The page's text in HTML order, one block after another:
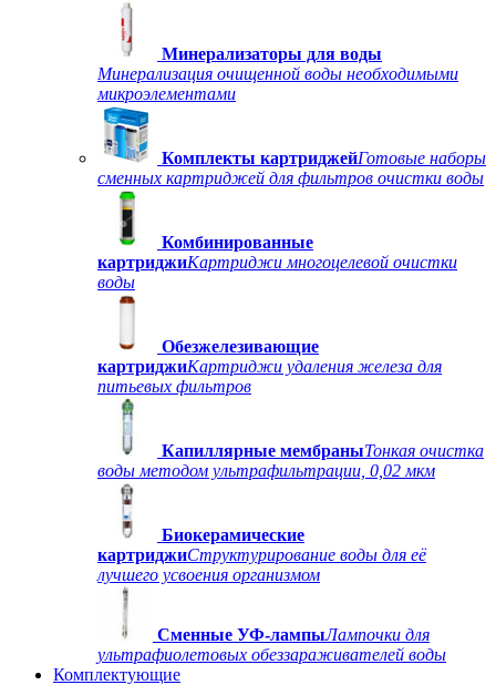
Минерализаторы для воды
Минерализация очищенной воды необходимыми
микроэлементами
Комплекты картриджейГотовые наборы
сменных картриджей для фильтров очистки воды
Комбинированные
картриджиКартриджи многоцелевой очистки
воды
Обезжелезивающие
картриджиКартриджи удаления железа для
питьевых фильтров
Капиллярные мембраныТонкая очистка
воды методом ультрафильтрации, 0,02 мкм
Биокерамические
картриджиСтруктурирование воды для её
лучшего усвоения организмом
Сменные УФ-лампыЛампочки для
ультрафиолетовых обеззараживателей воды
Комплектующие